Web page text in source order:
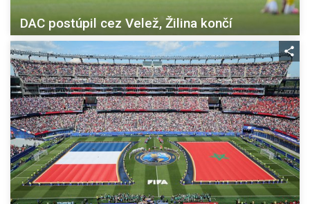
DAC postúpil cez Velež, Žilina končí